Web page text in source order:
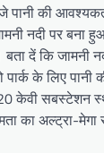
की
नदी पर
दें कि जामनी
के लिए पानी
केवी सबस्टेशन
का अल्ट्रा-मेगा